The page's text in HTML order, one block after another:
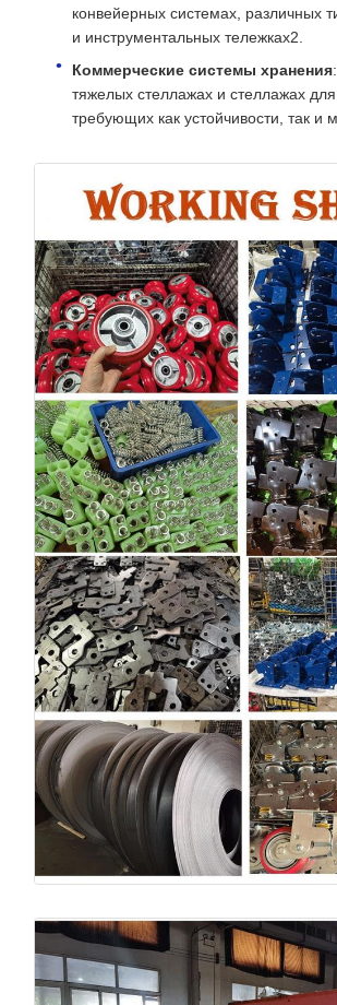
конвейерных системах, различных
и инструментальных тележках2.
Коммерческие системы хранения
тяжелых стеллажах и стеллажах для
требующих как устойчивости, так и